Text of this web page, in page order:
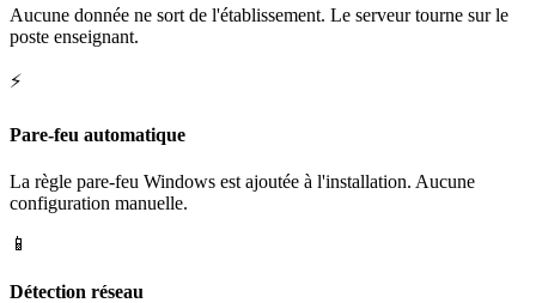
Aucune donnée ne sort de l'établissement. Le serveur tourne sur le
poste enseignant.
⚡
Pare-feu automatique
La règle pare-feu Windows est ajoutée à l'installation. Aucune
configuration manuelle.
📱
Détection réseau